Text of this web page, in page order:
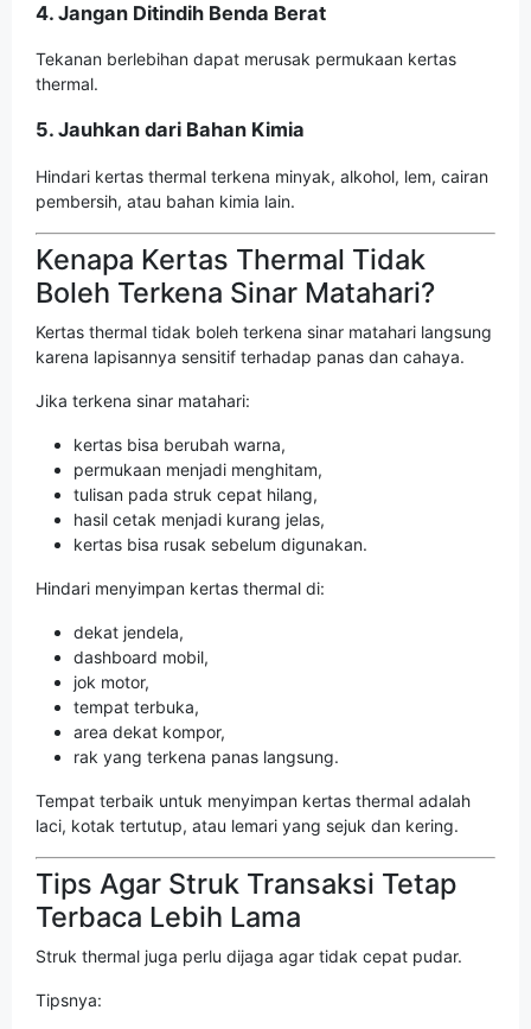
4. Jangan Ditindih Benda Berat
Tekanan berlebihan dapat merusak permukaan kertas
thermal.
5. Jauhkan dari Bahan Kimia
Hindari kertas thermal terkena minyak, alkohol, lem, cairan
pembersih, atau bahan kimia lain.
Kenapa Kertas Thermal Tidak
Boleh Terkena Sinar Matahari?
Kertas thermal tidak boleh terkena sinar matahari langsung
karena lapisannya sensitif terhadap panas dan cahaya.
Jika terkena sinar matahari:
kertas bisa berubah warna,
permukaan menjadi menghitam,
tulisan pada struk cepat hilang,
hasil cetak menjadi kurang jelas,
kertas bisa rusak sebelum digunakan.
Hindari menyimpan kertas thermal di:
dekat jendela,
dashboard mobil,
jok motor,
tempat terbuka,
area dekat kompor,
rak yang terkena panas langsung.
Tempat terbaik untuk menyimpan kertas thermal adalah
laci, kotak tertutup, atau lemari yang sejuk dan kering.
Tips Agar Struk Transaksi Tetap
Terbaca Lebih Lama
Struk thermal juga perlu dijaga agar tidak cepat pudar.
Tipsnya: